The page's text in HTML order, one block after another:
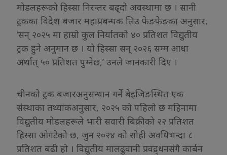
मोडलहरूको हिस्सा निरन्तर बढ्दो अवस्थामा छ । सानी
ट्रकका विदेश बजार महाप्रबन्धक लिउ फेङफेङका अनुसार,
‘सन् २०२५ मा हाम्रो कुल निर्यातको ४० प्रतिशत विद्युतीय
ट्रक हुने अनुमान छ । यो हिस्सा सन् २०२६ सम्म आधा
अर्थात् ५० प्रतिशत पुग्नेछ,’ उनले जानकारी दिए ।
चीनको ट्रक बजारअनुसन्धान गर्ने बेइजिङस्थित एक
संस्थाका तथ्यांकअनुसार, २०२५ को पहिलो छ महिनामा
विद्युतीय मोडलहरूले भारी सवारी बिक्रीको २२ प्रतिशत
हिस्सा ओगटेको छ, जुन २०२४ को सोही अवधिभन्दा ८
प्रतिशत बढी हो । विद्युतीय मालढुवानी प्रवद्र्धनसंगै कार्बन